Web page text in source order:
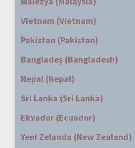
Vietnam (Vietnam)
Pakistan (Pakistan)
Bangladeş (Bangladesh)
Nepal (Nepal)
Sri Lanka (Sri Lanka)
Ekvador (Ecuador)
Yeni Zelanda (New Zealand)